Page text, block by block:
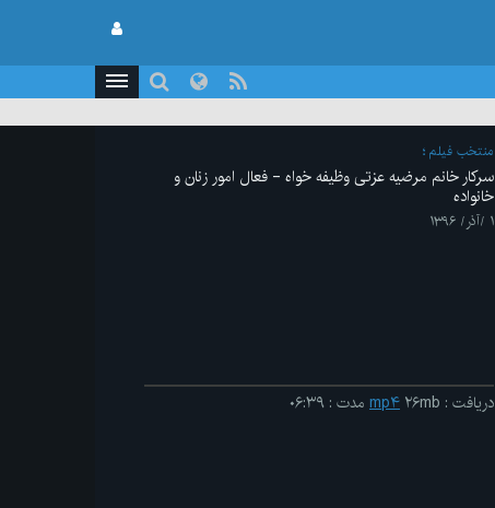
منتخب فیلم
سرکار خانم مرضیه عزتی‌ وظیفه‌ خواه - فعال امور زنان و
خانواده
۱ /آذر/ ۱۳۹۶
دریافت : mp۴ ۲۶mb مدت : ۰۶:۳۹